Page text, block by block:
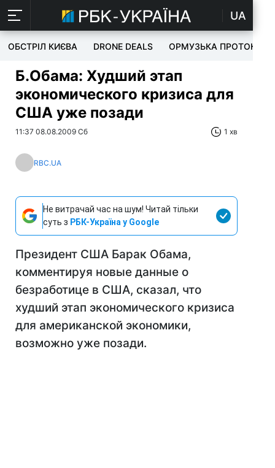
UA
ОБСТРІЛ КИЄВА DRONE DEALS ОРМУЗЬКА ПРОТОКА
Б.Обама: Худший этап
экономического кризиса для
США уже позади
11:37 08.08.2009 Сб 1 хв
RBC.UA
Не витрачай час на шум! Читай тільки
суть з РБК-Україна у Google
Президент США Барак Обама,
комментируя новые данные о
безработице в США, сказал, что
худший этап экономического кризиса
для американской экономики,
возможно уже позади.